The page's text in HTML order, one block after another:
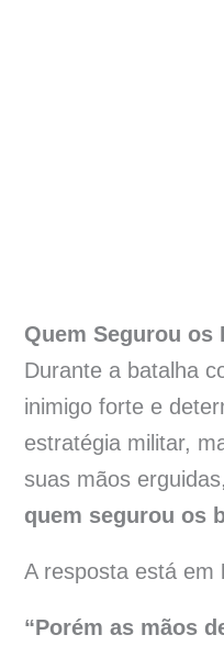
Quem Segurou os
Durante a batalha
inimigo forte e
estratégia militar,
suas mãos
quem segurou os
A resposta está em
“Porém as mãos